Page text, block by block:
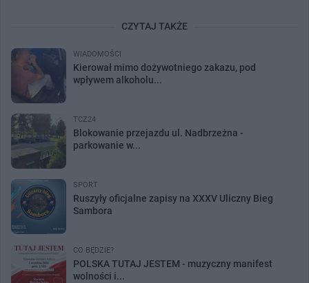
CZYTAJ TAKŻE
WIADOMOŚCI
Kierował mimo dożywotniego zakazu, pod
wpływem alkoholu...
TCZ24
Blokowanie przejazdu ul. Nadbrzeżna -
parkowanie w...
SPORT
Ruszyły oficjalne zapisy na XXXV Uliczny Bieg
Sambora
CO BĘDZIE?
POLSKA TUTAJ JESTEM - muzyczny manifest
wolności i...